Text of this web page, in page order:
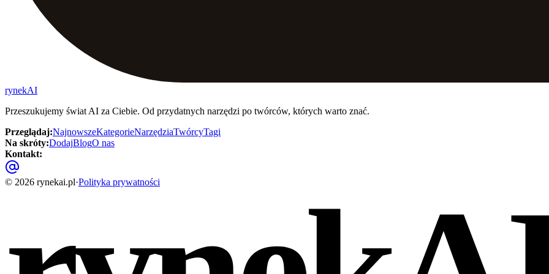
rynekAI
Przeszukujemy świat AI za Ciebie. Od przydatnych narzędzi po twórców, których warto znać.
Przeglądaj:NajnowszeKategorieNarzędziaTwórcyTagi
Na skróty:DodajBlogO nas
Kontakt:
© 2026 rynekai.pl·Polityka prywatności